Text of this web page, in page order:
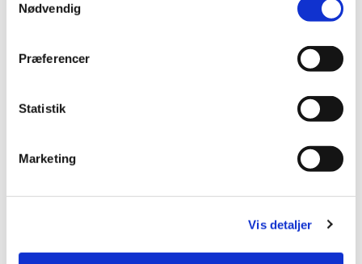
Nødvendig
Præferencer
Statistik
Marketing
Vis detaljer
Et af de største fremskridt i lægevidenskaben er
egentlig, og hvorfor rammer de ikke vores egne celler?
Hør om bakterier, antibiotika og om mulige løsninger